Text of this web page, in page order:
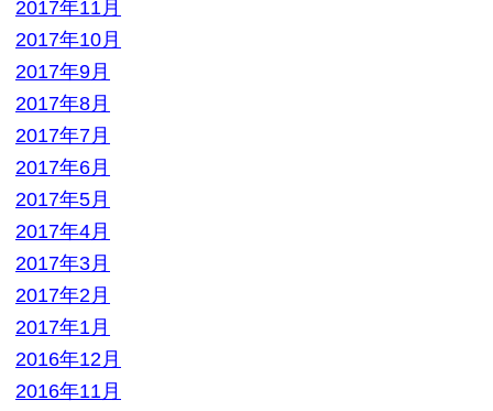
2017年2月
2017年1月
2016年11月
2016年10月
2016年9月
2016年8月
2016年7月
2016年6月
2016年4月
2016年3月
2016年2月
2016年1月
2015年12月
2015年11月
2015年9月